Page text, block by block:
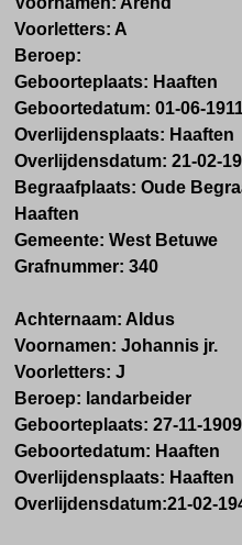
Voorletters: A
Beroep:
Geboorteplaats: Haaften
Geboortedatum: 01-06-
Overlijdensplaats: Haaften
Overlijdensdatum: 21-02-
Begraafplaats: Oude
Haaften
Gemeente: West Betuwe
Grafnummer: 340
Achternaam: Aldus
Voornamen: Johannis jr.
Voorletters: J
Beroep: landarbeider
Geboorteplaats: 27-11-1909
Geboortedatum: Haaften
Overlijdensplaats: Haaften
Overlijdensdatum:21-02-